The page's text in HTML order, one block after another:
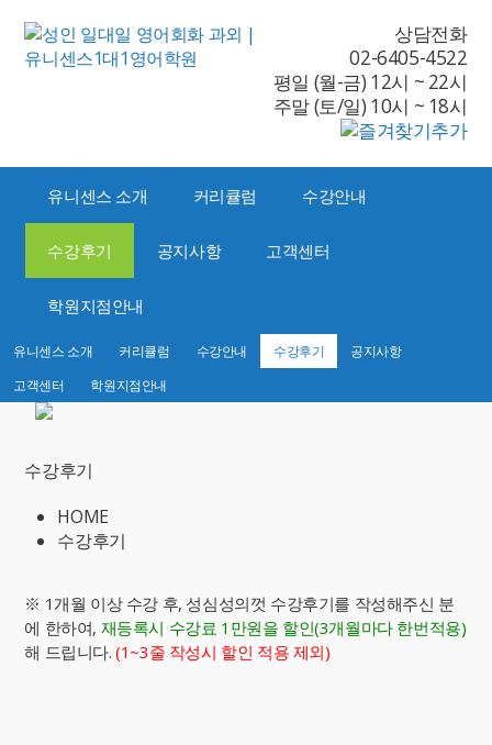
상담전화
02-6405-4522
평일 (월-금) 12시 ~ 22시
주말 (토/일) 10시 ~ 18시
유니센스 소개 커리큘럼 수강안내
수강후기 공지사항 고객센터
학원지점안내
유니센스 소개 커리큘럼 수강안내 수강후기
공지사항
고객센터
학원지점안내
수강후기
HOME
수강후기
※ 1개월 이상 수강 후, 성심성의껏 수강후기를 작성해주신 분
에 한하여, 재등록시 수강료 1만원을 할인(3개월마다 한번적용)
해 드립니다.(1~3줄 작성시 할인 적용 제외)